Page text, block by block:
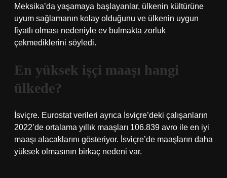
Meksika’da yaşamaya başlayanlar, ülkenin kültürüne
uyum sağlamanın kolay olduğunu ve ülkenin uygun
fiyatlı olması nedeniyle ev bulmakta zorluk
çekmediklerini söyledi.
En yüksek işçi maaşı hangi
ülkede?
İsviçre. Eurostat verileri ayrıca İsviçre’deki çalışanların
2022’de ortalama yıllık maaşları 106.839 avro ile en iyi
maaşı alacaklarını gösteriyor. İsviçre’de maaşların daha
yüksek olmasının birkaç nedeni var.